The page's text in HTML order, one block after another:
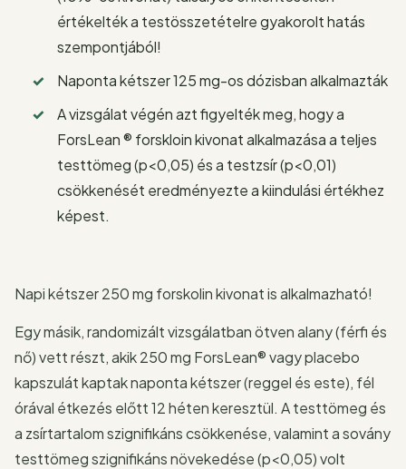
értékelték a testösszetételre gyakorolt hatás
szempontjából!
Naponta kétszer 125 mg-os dózisban alkalmazták
A vizsgálat végén azt figyelték meg, hogy a
ForsLean ® forskloin kivonat alkalmazása a teljes
testtömeg (p<0,05) és a testzsír (p<0,01)
csökkenését eredményezte a kiindulási értékhez
képest.
Napi kétszer 250 mg forskolin kivonat is alkalmazható!
Egy másik, randomizált vizsgálatban ötven alany (férfi és
nő) vett részt, akik 250 mg ForsLean® vagy placebo
kapszulát kaptak naponta kétszer (reggel és este), fél
órával étkezés előtt 12 héten keresztül. A testtömeg és
a zsírtartalom szignifikáns csökkenése, valamint a sovány
testtömeg szignifikáns növekedése (p<0,05) volt